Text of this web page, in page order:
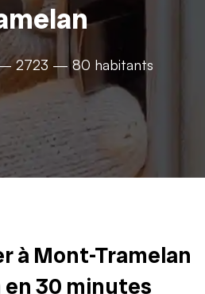
2723 — 80 habitants
à Mont-Tramelan
30 minutes